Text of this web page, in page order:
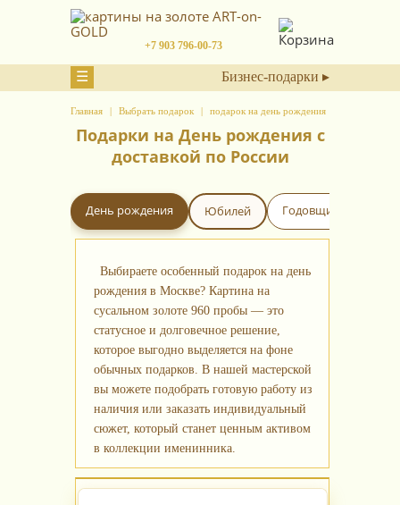
+7 903 796-00-73
☰ Бизнес-подарки ▸
Главная Выбрать подарок подарок на день рождения
Подарки на День рождения с
доставкой по России
День рождения Юбилей Годовщина свадьбы
Выбираете особенный подарок на день
рождения в Москве? Картина на
сусальном золоте 960 пробы — это
статусное и долговечное решение,
которое выгодно выделяется на фоне
обычных подарков. В нашей мастерской
вы можете подобрать готовую работу из
наличия или заказать индивидуальный
сюжет, который станет ценным активом
в коллекции именинника.